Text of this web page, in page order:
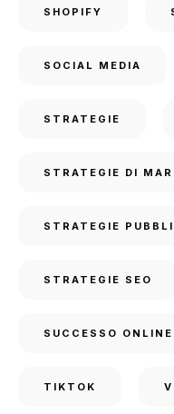
SHOPIFY
SOCIAL MEDIA
STRATEGIE
STRATEGIE DI
STRATEGIE
STRATEGIE SEO
SUCCESSO ONLINE
TIKTOK